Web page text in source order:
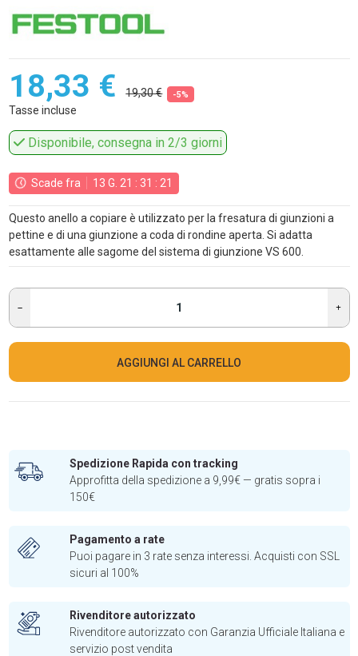
18,33 € 19,30 € -5%
Tasse incluse
Disponibile, consegna in 2/3 giorni
Scade fra 13 G. 21 : 31 : 21
Questo anello a copiare è utilizzato per la fresatura di giunzioni a
pettine e di una giunzione a coda di rondine aperta. Si adatta
esattamente alle sagome del sistema di giunzione VS 600.
AGGIUNGI AL CARRELLO
Spedizione Rapida con tracking
Approfitta della spedizione a 9,99€ — gratis sopra i
150€
Pagamento a rate
Puoi pagare in 3 rate senza interessi. Acquisti con SSL
sicuri al 100%
Rivenditore autorizzato
Rivenditore autorizzato con Garanzia Ufficiale Italiana e
servizio post vendita